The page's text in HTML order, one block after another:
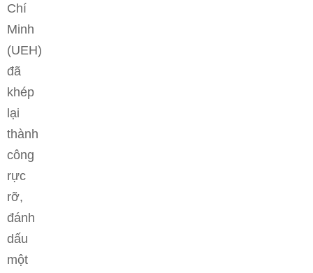
Chí
Minh
(UEH)
đã
khép
lại
thành
công
rực
rỡ,
đánh
dấu
một